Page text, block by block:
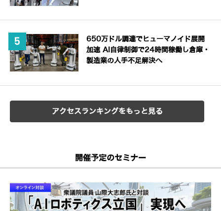
650万ドル調達でヒューマノイド展開
加速 AI自律制御で24時間稼働し倉庫・
製造業の人手不足解決へ
アクセスランキングをもっと見る
開催予定のセミナー